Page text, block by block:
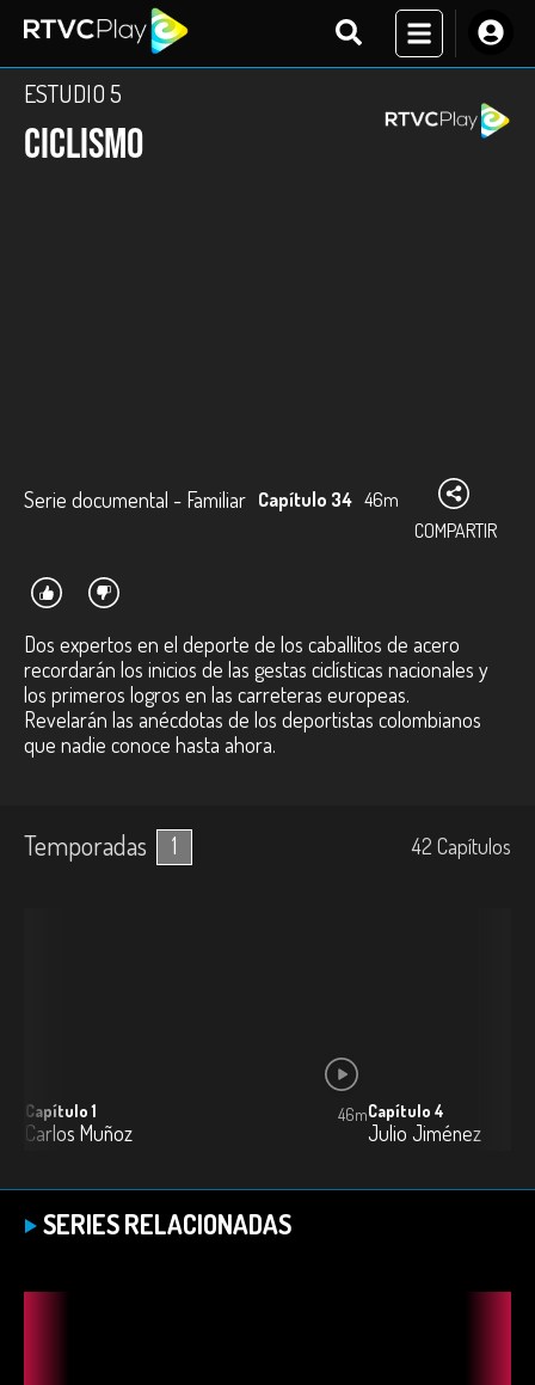
ESTUDIO 5
Ciclismo
Serie documental - Familiar Capítulo 34 46m
COMPARTIR
Dos expertos en el deporte de los caballitos de acero
recordarán los inicios de las gestas ciclísticas nacionales y
los primeros logros en las carreteras europeas.
Revelarán las anécdotas de los deportistas colombianos
que nadie conoce hasta ahora.
Temporadas 1 42 Capí­tulos
Capítulo 1
Carlos Muñoz
46mCapítulo 4
Julio Jiménez
SERIES RELACIONADAS